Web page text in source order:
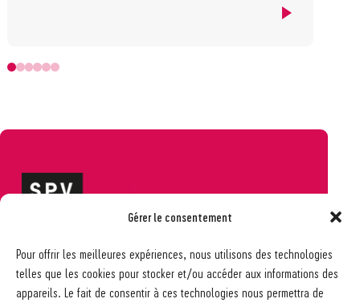
Gérer le consentement
Pour offrir les meilleures expériences, nous utilisons des technologies
telles que les cookies pour stocker et/ou accéder aux informations des
appareils. Le fait de consentir à ces technologies nous permettra de
Ch. des Allinges 2
1006 Lausanne
021 617 65 59